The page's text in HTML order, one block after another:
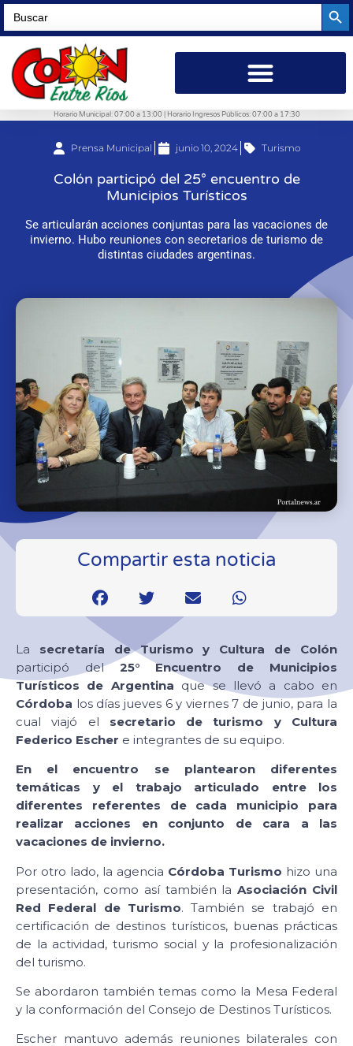
Search
for:
Horario Municipal: 07:00 a 13:00 | Horario Ingresos Públicos: 07:00 a 17:30
Prensa Municipal junio 10, 2024 Turismo
Colón participó del 25° encuentro de
Municipios Turísticos
Se articularán acciones conjuntas para las vacaciones de
invierno. Hubo reuniones con secretarios de turismo de
distintas ciudades argentinas.
Compartir esta noticia
La secretaría de Turismo y Cultura de Colón
participó del 25° Encuentro de Municipios
Turísticos de Argentina que se llevó a cabo en
Córdoba los días jueves 6 y viernes 7 de junio, para la
cual viajó el secretario de turismo y Cultura
Federico Escher e integrantes de su equipo.
En el encuentro se plantearon diferentes
temáticas y el trabajo articulado entre los
diferentes referentes de cada municipio para
realizar acciones en conjunto de cara a las
vacaciones de invierno.
Por otro lado, la agencia Córdoba Turismo hizo una
presentación, como así también laAsociación Civil
Red Federal de Turismo. También se trabajó en
certificación de destinos turísticos, buenas prácticas
de la actividad, turismo social y la profesionalización
del turismo.
Se abordaron también temas como la Mesa Federal
y la conformación del Consejo de Destinos Turísticos.
Escher mantuvo además reuniones bilaterales con